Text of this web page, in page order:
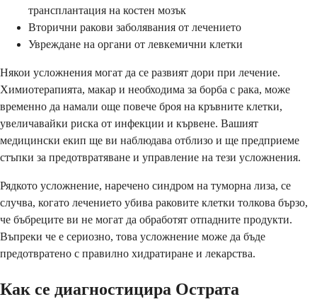
трансплантация на костен мозък
Вторични ракови заболявания от лечението
Увреждане на органи от левкемични клетки
Някои усложнения могат да се развият дори при лечение.
Химиотерапията, макар и необходима за борба с рака, може
временно да намали още повече броя на кръвните клетки,
увеличавайки риска от инфекции и кървене. Вашият
медицински екип ще ви наблюдава отблизо и ще предприеме
стъпки за предотвратяване и управление на тези усложнения.
Рядкото усложнение, наречено синдром на туморна лиза, се
случва, когато лечението убива раковите клетки толкова бързо,
че бъбреците ви не могат да обработят отпадните продукти.
Въпреки че е сериозно, това усложнение може да бъде
предотвратено с правилно хидратиране и лекарства.
Как се диагностицира Острата